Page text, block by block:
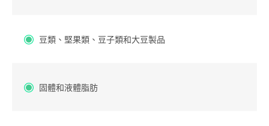
豆類、堅果類、豆子類和大豆製品
固體和液體脂肪